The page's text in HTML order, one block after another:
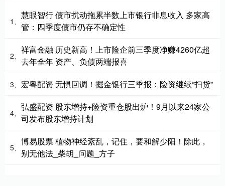
1、
慧眼智行 债市扰动拖累半数上市银行非息收入 多家高
管：四季度债市仍存不确定性
2、
祥富金融 历史新高！上市险企前三季度净赚4260亿超
去年全年 资产、负债两端报喜
3、 宏粤配资 无惧回调！掘金银行三季报：险资继续“扫货”
4、
弘盛配资 股东增持+险资重仓股出炉！9月以来24家公
司发布股东增持计划
5、
博易股票 植物神经紊乱，记住，要和解少阳！除此，
别无他法_柴胡_问题_方子